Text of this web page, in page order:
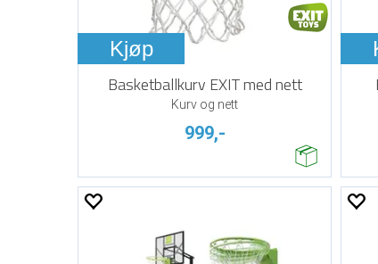
Kjøp
Basketballkurv EXIT med nett
Kurv og nett
999,-